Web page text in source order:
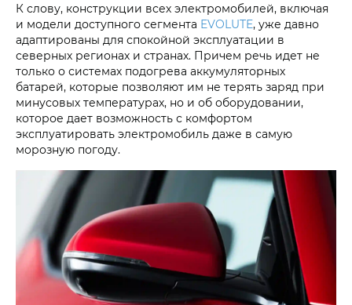
К слову, конструкции всех электромобилей, включая
и модели доступного сегмента EVOLUTE, уже давно
адаптированы для спокойной эксплуатации в
северных регионах и странах. Причем речь идет не
только о системах подогрева аккумуляторных
батарей, которые позволяют им не терять заряд при
минусовых температурах, но и об оборудовании,
которое дает возможность с комфортом
эксплуатировать электромобиль даже в самую
морозную погоду.